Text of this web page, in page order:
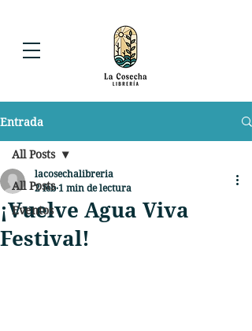
Entrada
All Posts
Eventos
All Posts
¡Vuelve Agua Viva
Festival!
lacosechalibreria
2 feb1 min de lectura